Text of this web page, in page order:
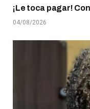
¡Le toca pagar!
04/08/2026